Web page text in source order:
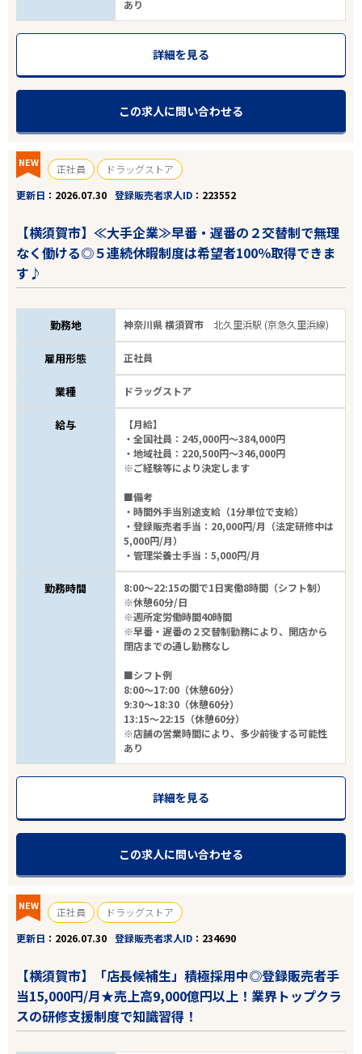
エリアで探す 駅から探す
関東・甲信越・北陸
京急久里浜線
駅を選ぶ
業種
雇用形態
こだわり条件
20件
あり
詳細を見る
この求人に問い合わせる
NEW 正社員
ドラッグストア
更新日
2026.07.30 登録販売者求人ID 223552
【横須賀市】≪大手企業≫早番・遅番の２交替制で無理
なく働ける◎５連続休暇制度は希望者100％取得できま
す♪
勤務地 神奈川県 横須賀市 北久里浜駅 (京急久里浜線)
雇用形態 正社員
業種 ドラッグストア
給与
【月給】
・全国社員：245,000円～384,000円
・地域社員：220,500円～346,000円
※ご経験等により決定します
■備考
・時間外手当別途支給（1分単位で支給）
・登録販売者手当：20,000円/月（法定研修中は
5,000円/月）
・管理栄養士手当：5,000円/月
勤務時間
8:00～22:15の間で1日実働8時間（シフト制）
※休憩60分/日
※週所定労働時間40時間
※早番・遅番の２交替制勤務により、開店から
閉店までの通し勤務なし
■シフト例
8:00～17:00（休憩60分）
9:30～18:30（休憩60分）
13:15～22:15（休憩60分）
※店舗の営業時間により、多少前後する可能性
あり
詳細を見る
この求人に問い合わせる
NEW 正社員
ドラッグストア
更新日
2026.07.30 登録販売者求人ID 234690
【横須賀市】「店長候補生」積極採用中◎登録販売者手
当15,000円/月★売上高9,000億円以上！業界トップクラ
スの研修支援制度で知識習得！